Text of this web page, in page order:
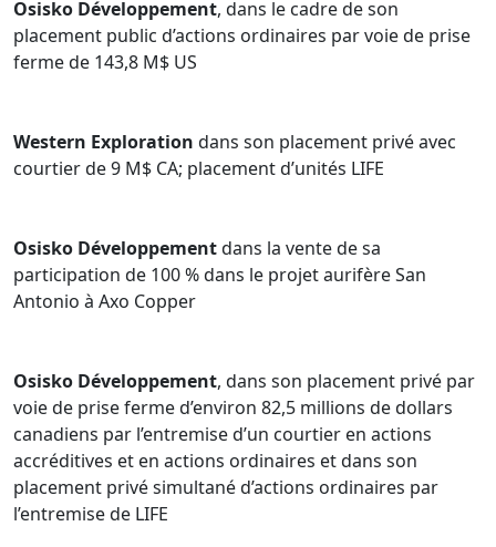
Osisko Développement, dans le cadre de son
placement public d’actions ordinaires par voie de prise
ferme de 143,8 M$ US
Western Exploration dans son placement privé avec
courtier de 9 M$ CA; placement d’unités LIFE
Osisko Développementdans la vente de sa
participation de 100 % dans le projet aurifère San
Antonio à Axo Copper
Osisko Développement, dans son placement privé par
voie de prise ferme d’environ 82,5 millions de dollars
canadiens par l’entremise d’un courtier en actions
accréditives et en actions ordinaires et dans son
placement privé simultané d’actions ordinaires par
l’entremise de LIFE